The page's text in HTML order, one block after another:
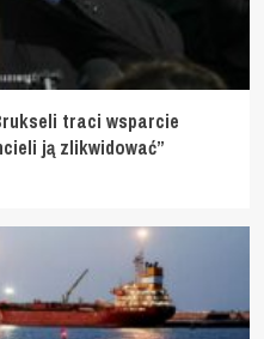
traci wsparcie
ją zlikwidować”